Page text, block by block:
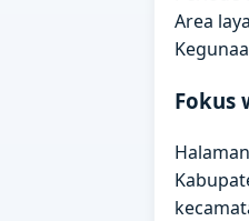
Area
Fokus